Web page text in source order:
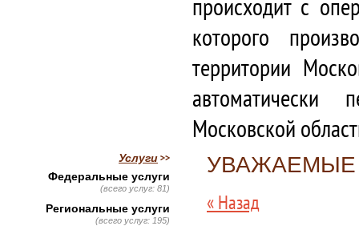
происходит с
которого
территории
автоматически
Московской
УВАЖАЕМЫЕ
« Назад
Услуги
Федеральные услуги
(всего услуг: 81)
Региональные услуги
(всего услуг: 195)